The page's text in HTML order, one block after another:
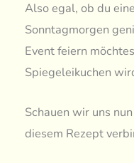
Also egal, ob du
Sonntagmorgen
Event feiern
Spiegeleikuchen
Schauen wir uns
diesem Rezept